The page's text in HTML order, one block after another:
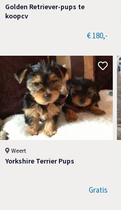
Golden Retriever-pups te
koopcv
€ 180,-
Weert
Yorkshire Terrier Pups
Gratis